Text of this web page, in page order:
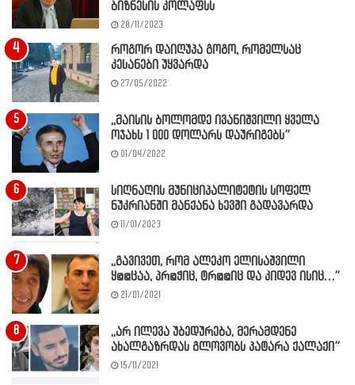
ბიზნესის კოლაფსს
28/11/2023
როგორ დაიღუპა გოგო, რომელსაც
კესანები უყვარდა
27/05/2022
,,მაისის ბოლომდე ივანიშვილი ყველა
ოჯახს 1 000 დოლარს დაურიგებს”
01/04/2022
სიღნაღის მუნიციპალიტეტის სოფელ
ნუკრიანში მანქანა ხევში გადავარდა
11/01/2023
,,გავივეთ, რომ ალეკო ელისაშვილი
ყ@@ცაა, პრ@ჭიც, ტრ@@იც და კიდევ ისიც…”
21/01/2021
,,არ ილევა უბედურება, მერამდენე
ახალგაზრდას გლოვობს პატარა ქალაქი”
15/11/2021